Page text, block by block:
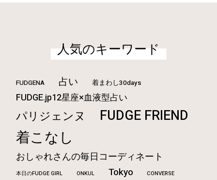
人気のキーワード
FUDGENA 占い 着まわし30days
FUDGE.jp12星座×血液型占い
パリジェンヌ FUDGE FRIEND
着こなし
おしゃれさんの毎日コーディネート
本日のFUDGE GIRL ONKUL Tokyo CONVERSE